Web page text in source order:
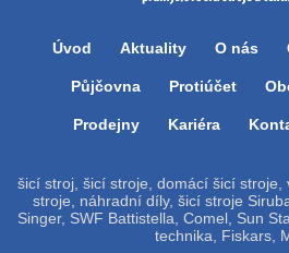
Úvod Aktuality O nás
Půjčovna Protiúčet
Prodejny Kariéra
šicí stroj, šicí stroje, domácí šicí
stroje, náhradní díly, šicí stroje
Singer, SWF Battistella, Comel, Sun
technika, Fiskars,